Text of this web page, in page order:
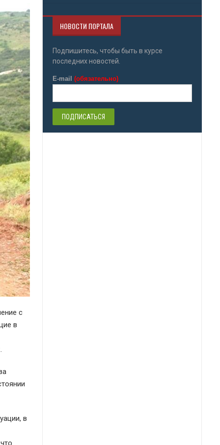
с
в
в
НОВОСТИ ПОРТАЛА
Подпишитесь, чтобы быть в курсе
последних новостей.
E-mail (обязательно)